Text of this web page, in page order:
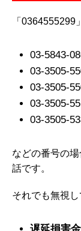
「 0364555299
03-5843-
03-3505-
03-3505-
03-3505-
03-3505-
などの番号の
話です。
それでも無視し